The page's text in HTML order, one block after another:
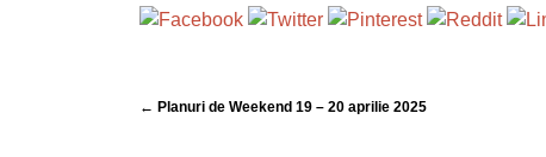
← Planuri de Weekend 19 – 20 aprilie 2025